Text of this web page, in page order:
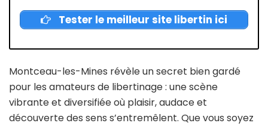
Tester le meilleur site libertin ici
Montceau-les-Mines révèle un secret bien gardé
pour les amateurs de libertinage : une scène
vibrante et diversifiée où plaisir, audace et
découverte des sens s’entremêlent. Que vous soyez